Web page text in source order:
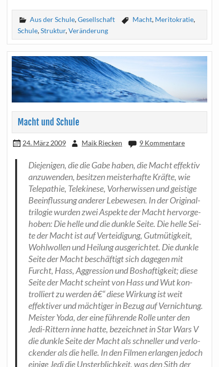
Aus der Schule,Gesellschaft Macht, Meritokratie,
Schule,Struktur,Veränderung
Macht und Schule
24. März 2009 Maik Riecken 9 Kommentare
Die­je­ni­gen, die die Gabe haben, die Macht effek­tiv
anzu­wen­den, besit­zen meis­ter­haf­te Kräf­te, wie
Tele­pa­thie, Tele­ki­ne­se, Vor­her­wis­sen und geis­ti­ge
Beein­flus­sung ande­rer Lebe­we­sen. In der Ori­gi­nal­
tri­lo­gie wur­den zwei Aspek­te der Macht her­vor­ge­
ho­ben: Die hel­le und die dunk­le Sei­te. Die hel­le Sei­
te der Macht ist auf Ver­tei­di­gung, Gut­mü­tig­keit,
Wohl­wol­len und Hei­lung aus­ge­rich­tet. Die dunk­le
Sei­te der Macht beschäf­tigt sich dage­gen mit
Furcht, Hass, Aggres­si­on und Bos­haf­tig­keit; die­se
Sei­te der Macht scheint von Hass und Wut kon­
trol­liert zu wer­den â€“ die­se Wir­kung ist weit
effek­ti­ver und mäch­ti­ger in Bezug auf Ver­nich­tung.
Meis­ter Yoda, der eine füh­ren­de Rol­le unter den
Jedi-Rit­tern inne hat­te, bezeich­net in Star Wars V
die dunk­le Sei­te der Macht als schnel­ler und ver­lo­
cken­der als die hel­le. In den Fil­men erlan­gen jedoch
eini­ge Jedi die Unsterb­lich­keit, was den Sith der